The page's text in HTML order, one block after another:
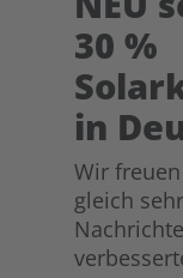
30 %
in
Wir
gleich